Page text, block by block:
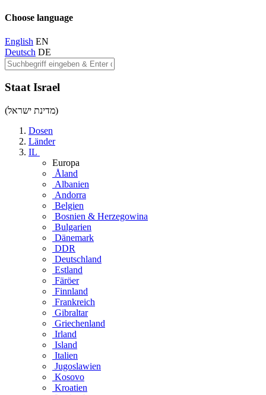
Choose language
English EN
Deutsch DE
Staat Israel
(מדינת ישראל)
Dosen
Länder
IL
Europa
Åland
Albanien
Andorra
Belgien
Bosnien & Herzegowina
Bulgarien
Dänemark
DDR
Deutschland
Estland
Färöer
Finnland
Frankreich
Gibraltar
Griechenland
Irland
Island
Italien
Jugoslawien
Kosovo
Kroatien